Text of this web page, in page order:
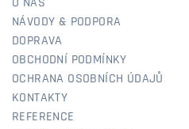
O NÁS
NÁVODY & PODPORA
DOPRAVA
OBCHODNÍ PODMÍNKY
OCHRANA OSOBNÍCH ÚDAJŮ
KONTAKTY
REFERENCE